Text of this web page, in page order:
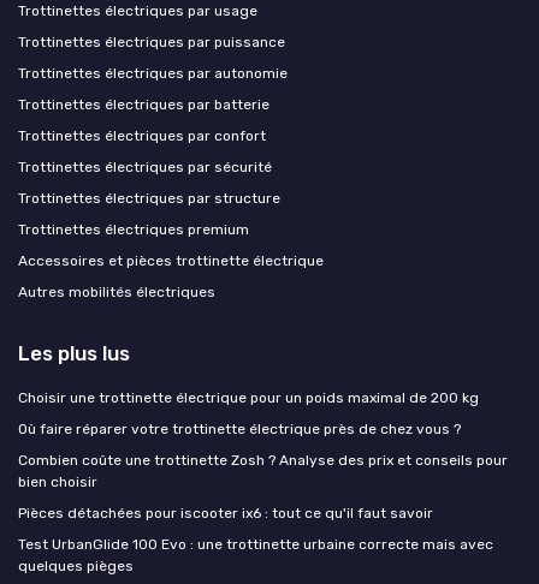
Trottinettes électriques par usage
Trottinettes électriques par puissance
Trottinettes électriques par autonomie
Trottinettes électriques par batterie
Trottinettes électriques par confort
Trottinettes électriques par sécurité
Trottinettes électriques par structure
Trottinettes électriques premium
Accessoires et pièces trottinette électrique
Autres mobilités électriques
Les plus lus
Choisir une trottinette électrique pour un poids maximal de 200 kg
Où faire réparer votre trottinette électrique près de chez vous ?
Combien coûte une trottinette Zosh ? Analyse des prix et conseils pour
bien choisir
Pièces détachées pour iscooter ix6 : tout ce qu'il faut savoir
Test UrbanGlide 100 Evo : une trottinette urbaine correcte mais avec
quelques pièges